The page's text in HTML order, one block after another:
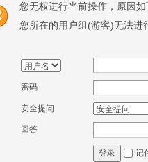
您无权进行当前操作，原因如
您所在的用户组(游客)无法进
密码
安全提问
回答
登录 记